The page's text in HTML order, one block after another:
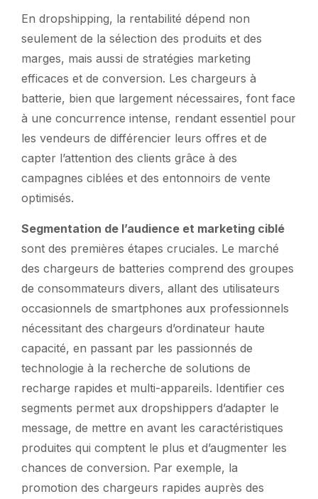
En dropshipping, la rentabilité dépend non
seulement de la sélection des produits et des
marges, mais aussi de stratégies marketing
efficaces et de conversion. Les chargeurs à
batterie, bien que largement nécessaires, font face
à une concurrence intense, rendant essentiel pour
les vendeurs de différencier leurs offres et de
capter l’attention des clients grâce à des
campagnes ciblées et des entonnoirs de vente
optimisés.
Segmentation de l’audience et marketing ciblé
sont des premières étapes cruciales. Le marché
des chargeurs de batteries comprend des groupes
de consommateurs divers, allant des utilisateurs
occasionnels de smartphones aux professionnels
nécessitant des chargeurs d’ordinateur haute
capacité, en passant par les passionnés de
technologie à la recherche de solutions de
recharge rapides et multi-appareils. Identifier ces
segments permet aux dropshippers d’adapter le
message, de mettre en avant les caractéristiques
produites qui comptent le plus et d’augmenter les
chances de conversion. Par exemple, la
promotion des chargeurs rapides auprès des